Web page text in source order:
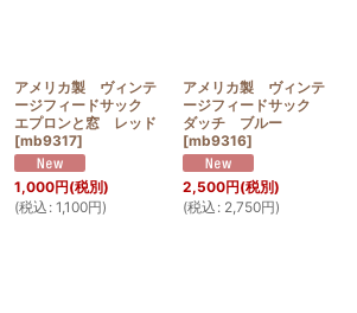
アメリカ製 ヴィンテ
ージフィードサック
エプロンと窓 レッド
[mb9317]
1,000円(税別)
(税込 : 1,100円)
アメリカ製 ヴィンテ
ージフィードサック
ダッチ ブルー
[mb9316]
2,500円(税別)
(税込 : 2,750円)